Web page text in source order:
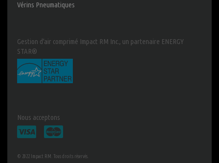
Vérins Pneumatiques
Gestion d'air comprimé Impact RM Inc., un partenaire ENERGY
STAR®
Nous acceptons
© 2022 Impact RM . Tous droits réservés.